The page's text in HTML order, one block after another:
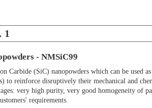
1
- NMSiC99
Carbide (SiC) nanopowders which can be used
to reinforce disruptively their mechanical and
very high purity, very good homogeneity of
requirements.